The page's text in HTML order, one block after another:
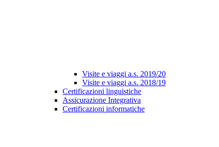
Visite e viaggi a.s. 2019/20
Visite e viaggi a.s. 2018/19
Certificazioni linguistiche
Assicurazione Integrativa
Certificazioni informatiche